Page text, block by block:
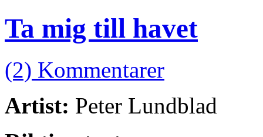
Ta mig till havet
(2) Kommentarer
Artist: Peter Lundblad